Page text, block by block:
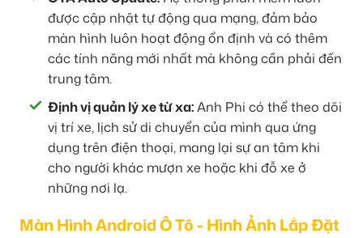
được cập nhật tự động qua mạng, đảm bảo
màn hình luôn hoạt động ổn định và có thêm
các tính năng mới nhất mà không cần phải đến
trung tâm.
Định vị quản lý xe từ xa:Anh Phi có thể theo dõi
vị trí xe, lịch sử di chuyển của mình qua ứng
dụng trên điện thoại, mang lại sự an tâm khi
cho người khác mượn xe hoặc khi đỗ xe ở
những nơi lạ.
Màn Hình Android Ô Tô - Hình Ảnh Lắp Đặt